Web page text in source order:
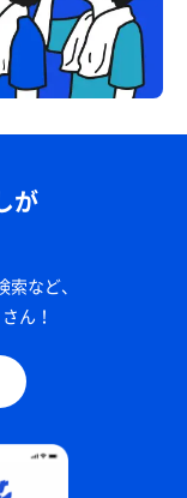
が
など、
ん！